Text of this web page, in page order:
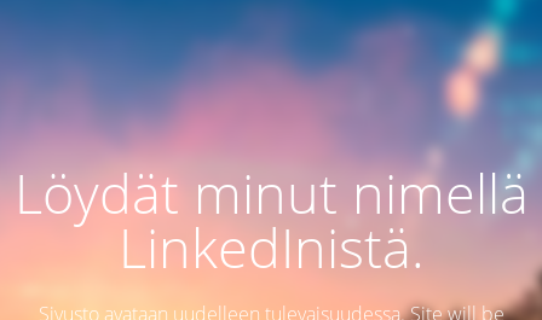
Löydät minut nimellä
LinkedInistä.
Sivusto avataan uudelleen tulevaisuudessa. Site will be